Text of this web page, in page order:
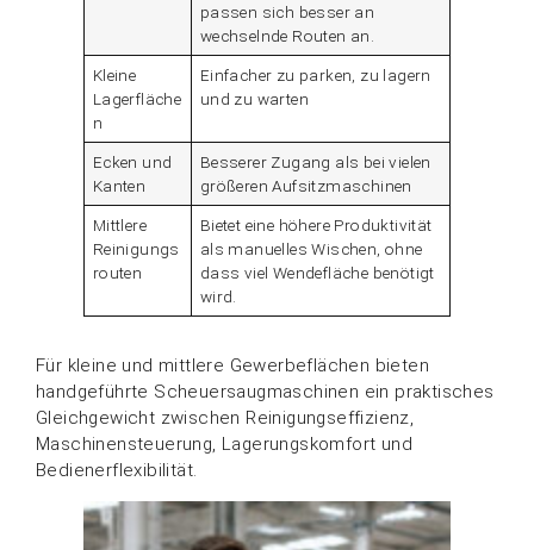
passen sich besser an
wechselnde Routen an.
Kleine
Lagerfläche
n
Einfacher zu parken, zu lagern
und zu warten
Ecken und
Kanten
Besserer Zugang als bei vielen
größeren Aufsitzmaschinen
Mittlere
Reinigungs
routen
Bietet eine höhere Produktivität
als manuelles Wischen, ohne
dass viel Wendefläche benötigt
wird.
Für kleine und mittlere Gewerbeflächen bieten
handgeführte Scheuersaugmaschinen ein praktisches
Gleichgewicht zwischen Reinigungseffizienz,
Maschinensteuerung, Lagerungskomfort und
Bedienerflexibilität.